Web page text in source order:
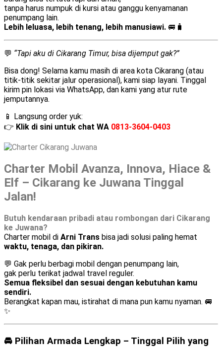
tanpa harus numpuk di kursi atau ganggu kenyamanan
penumpang lain.
Lebih leluasa, lebih tenang, lebih manusiawi. 🚐🧳
💬 “Tapi aku di Cikarang Timur, bisa dijemput gak?”
Bisa dong! Selama kamu masih di area kota Cikarang (atau
titik-titik sekitar jalur operasional), kami siap layani. Tinggal
kirim pin lokasi via WhatsApp, dan kami yang atur rute
jemputannya.
📱 Langsung order yuk:
👉 Klik di sini untuk chat WA 0813-3604-0403
Charter Mobil Avanza, Innova, Hiace &
Elf – Cikarang ke Juwana Tinggal
Jalan!
Butuh kendaraan pribadi atau rombongan dari Cikarang
ke Juwana?
Charter mobil di Arni Trans bisa jadi solusi paling hemat
waktu, tenaga, dan pikiran.
💬 Gak perlu berbagi mobil dengan penumpang lain,
gak perlu terikat jadwal travel reguler.
Semua fleksibel dan sesuai dengan kebutuhan kamu
sendiri.
Berangkat kapan mau, istirahat di mana pun kamu nyaman. 🚐
✨
🚘 Pilihan Armada Lengkap – Tinggal Pilih yang